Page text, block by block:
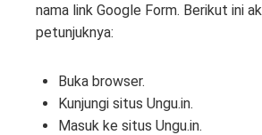
nama link Google Form. Berikut ini
petunjuknya:
Buka browser.
Kunjungi situs Ungu.in.
Masuk ke situs Ungu.in.